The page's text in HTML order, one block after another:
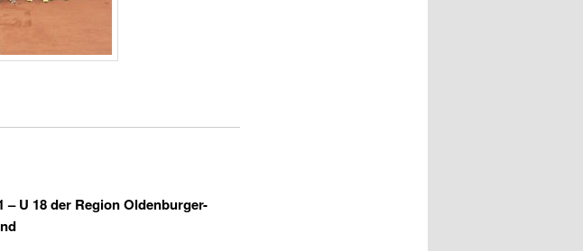
– U 18 der Region Oldenburger-